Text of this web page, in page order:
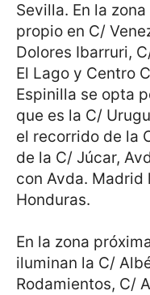
Sevilla. En la
propio en C/
Dolores Ibarruri,
El Lago y Centro
Espinilla se opta
que es la C/
el recorrido de la
de la C/ Júcar,
con Avda.
Honduras.
En la zona
iluminan la C/
Rodamientos, C/